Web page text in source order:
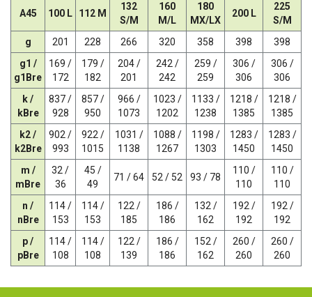
A45 100 L 112 M
132
S/M
160
M/L
180
MX/LX
200 L
225
S/M
g
201 228 266 320 358 398
398
g1 /
g1Bre
169 /
172
179 /
182
204 /
201
242 /
242
259 /
259
306 /
306
306 /
306
k /
kBre
837 /
928
857 /
950
966 /
1073
1023 /
1202
1133 /
1238
1218 /
1385
1218 /
1385
k2 /
k2Bre
902 /
993
922 /
1015
1031 /
1138
1088 /
1267
1198 /
1303
1283 /
1450
1283 /
1450
m /
mBre
32 /
36
45 /
49
71 / 64 52 / 52 93 / 78
110 /
110
110 /
110
n /
nBre
114 /
153
114 /
153
122 /
185
186 /
186
132 /
162
192 /
192
192 /
192
p /
pBre
114 /
108
114 /
108
122 /
139
186 /
186
152 /
162
260 /
260
260 /
260